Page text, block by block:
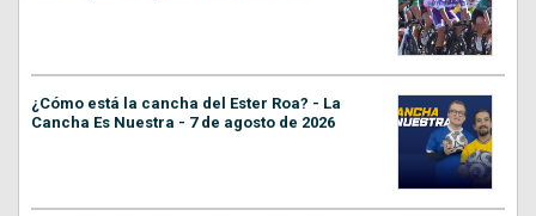
¿Cómo está la cancha del Ester Roa? - La
Cancha Es Nuestra - 7 de agosto de 2026